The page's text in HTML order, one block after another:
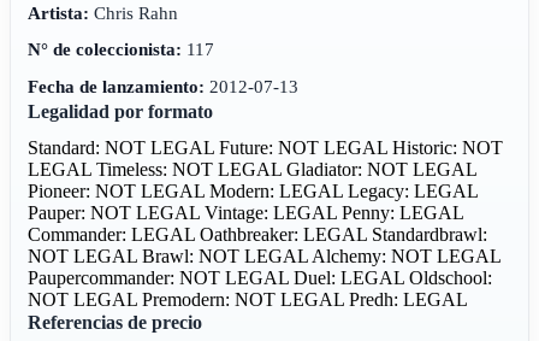
Artista: Chris Rahn
N° de coleccionista: 117
Fecha de lanzamiento: 2012-07-13
Legalidad por formato
Standard: NOT LEGALFuture: NOT LEGALHistoric: NOT
LEGALTimeless: NOT LEGALGladiator: NOT LEGAL
Pioneer: NOT LEGALModern: LEGALLegacy: LEGAL
Pauper: NOT LEGALVintage: LEGALPenny: LEGAL
Commander: LEGALOathbreaker: LEGAL Standardbrawl:
NOT LEGALBrawl: NOT LEGAL Alchemy: NOT LEGAL
Paupercommander: NOT LEGALDuel: LEGALOldschool:
NOT LEGALPremodern: NOT LEGALPredh: LEGAL
Referencias de precio